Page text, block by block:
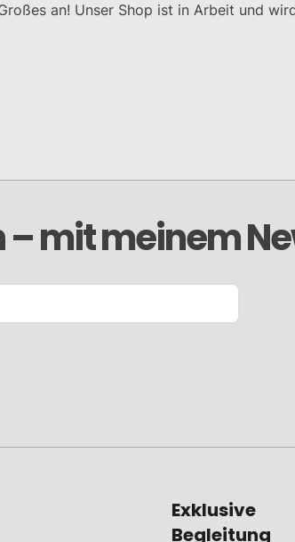
an! Unser Shop ist in Arbeit und
mit meinem
Exklusive
Begleitung